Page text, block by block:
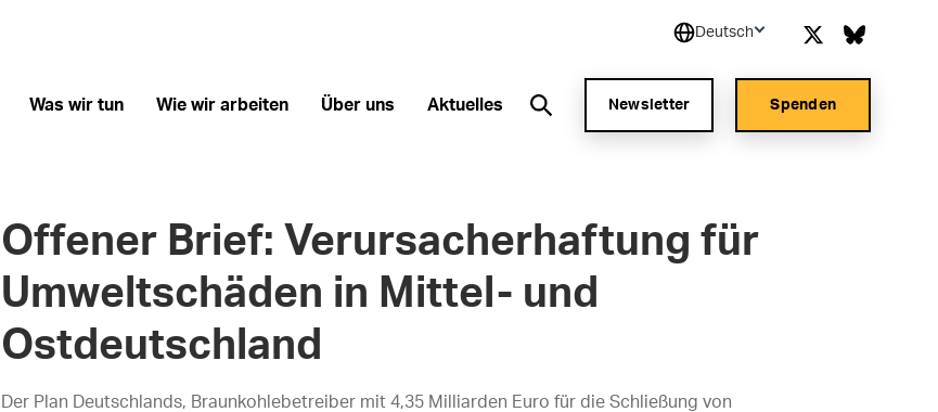
Deutsch
Was wir tun Wie wir arbeiten Über uns Aktuelles Newsletter Spenden
Offener Brief: Verursacherhaftung für
Umweltschäden in Mittel- und
Ostdeutschland
Der Plan Deutschlands, Braunkohlebetreiber mit 4,35 Milliarden Euro für die Schließung von